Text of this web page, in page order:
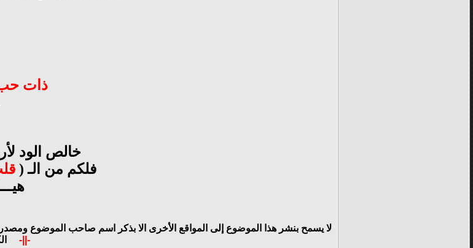
ذات
خالص الود
فلكم من الـ (
لا يسمح بنشر هذا الموضوع إلى المواقع الأخرى الا بذكر اسم صاحب الموضوع
-||-